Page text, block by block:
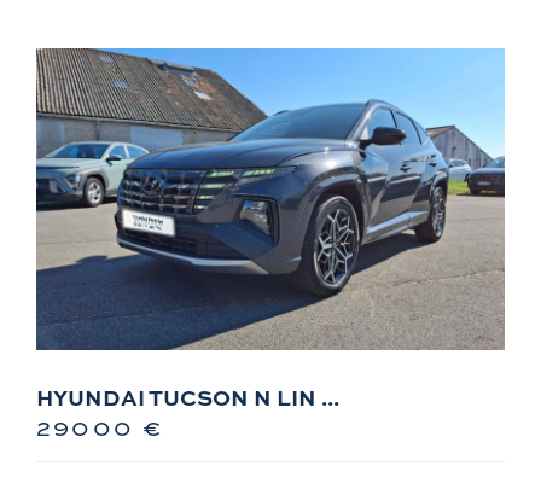
HYUNDAI TUCSON N LIN ...
29000 €